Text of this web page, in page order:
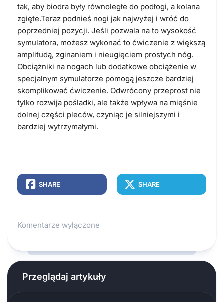
tak, aby biodra były równoległe do podłogi, a kolana
zgięte.Teraz podnieś nogi jak najwyżej i wróć do
poprzedniej pozycji. Jeśli pozwala na to wysokość
symulatora, możesz wykonać to ćwiczenie z większą
amplitudą, zginaniem i nieugięciem prostych nóg.
Obciążniki na nogach lub dodatkowe obciążenie w
specjalnym symulatorze pomogą jeszcze bardziej
skomplikować ćwiczenie. Odwrócony przeprost nie
tylko rozwija pośladki, ale także wpływa na mięśnie
dolnej części pleców, czyniąc je silniejszymi i
bardziej wytrzymałymi.
SHARE SHARE
Komentarze wyłączone
Przeglądaj artykuły